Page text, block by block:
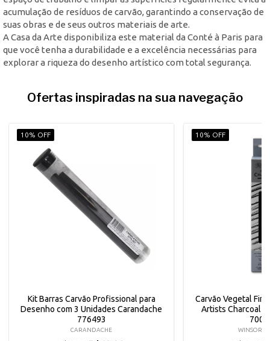
acumulação de resíduos de carvão, garantindo a conservação de
suas obras e de seus outros materiais de arte.
A Casa da Arte disponibiliza este material da Conté à Paris para
que você tenha a durabilidade e a excelência necessárias para
explorar a riqueza do desenho artístico com total segurança.
Ofertas inspiradas na sua navegação
10% OFF
Kit Barras Carvão Profissional para
Desenho com 3 Unidades Carandache
776493
CARANDACHE
10% OFF
Carvão Vegetal
Artists Charcoal
WINSOR &